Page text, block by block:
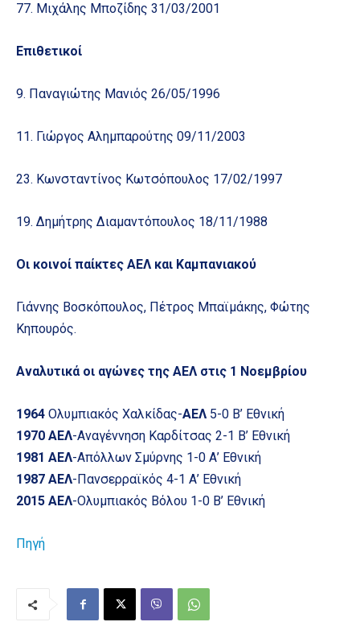
77. Μιχάλης Μποζίδης 31/03/2001
Επιθετικοί
9. Παναγιώτης Μανιός 26/05/1996
11. Γιώργος Αλημπαρούτης 09/11/2003
23. Κωνσταντίνος Κωτσόπουλος 17/02/1997
19. Δημήτρης Διαμαντόπουλος 18/11/1988
Οι κοινοί παίκτες ΑΕΛ και Καμπανιακού
Γιάννης Βοσκόπουλος, Πέτρος Μπαϊμάκης, Φώτης
Κηπουρός.
Αναλυτικά οι αγώνες της ΑΕΛ στις 1 Νοεμβρίου
1964 Ολυμπιακός Χαλκίδας-ΑΕΛ 5-0 Β’ Εθνική
1970 ΑΕΛ-Αναγέννηση Καρδίτσας 2-1 Β’ Εθνική
1981 ΑΕΛ-Απόλλων Σμύρνης 1-0 Α’ Εθνική
1987 ΑΕΛ-Πανσερραϊκός 4-1 Α’ Εθνική
2015 ΑΕΛ-Ολυμπιακός Βόλου 1-0 Β’ Εθνική
Πηγή